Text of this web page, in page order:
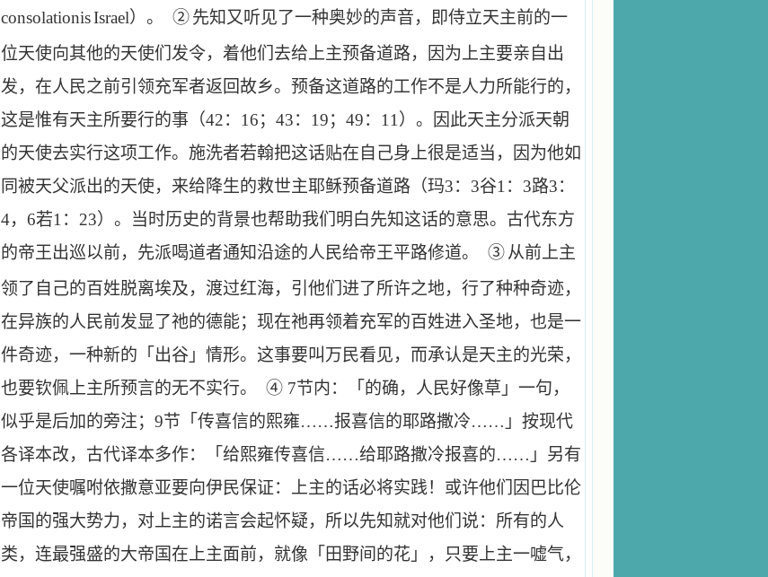
consolationisIsrael）。 ②先知又听见了一种奥妙的声音，即侍立天主前的一
位天使向其他的天使们发令，着他们去给上主预备道路，因为上主要亲自出
发，在人民之前引领充军者返回故乡。预备这道路的工作不是人力所能行的，
这是惟有天主所要行的事（42： 16； 43： 19； 49： 11 ）。因此天主分派天朝
的天使去实行这项工作。施洗者若翰把这话贴在自己身上很是适当，因为他如
同被天父派出的天使，来给降生的救世主耶稣预备道路（玛3： 3谷1 ： 3路3：
4， 6若1 ： 23）。当时历史的背景也帮助我们明白先知这话的意思。古代东方
的帝王出巡以前，先派喝道者通知沿途的人民给帝王平路修道。
③从前上主
领了自己的百姓脱离埃及，渡过红海，引他们进了所许之地，行了种种奇迹，
在异族的人民前发显了祂的德能；现在祂再领着充军的百姓进入圣地，也是一
件奇迹，一种新的「出谷」情形。这事要叫万民看见，而承认是天主的光荣，
也要钦佩上主所预言的无不实行。
④ 7节内：「的确，人民好像草」一句，
似乎是后加的旁注； 9节「传喜信的熙雍……报喜信的耶路撒冷……」按现代
各译本改，古代译本多作：「给熙雍传喜信……给耶路撒冷报喜的……」另有
一位天使嘱咐依撒意亚要向伊民保证：上主的话必将实践！或许他们因巴比伦
帝国的强大势力，对上主的诺言会起怀疑，所以先知就对他们说：所有的人
类，连最强盛的大帝国在上主面前，就像「田野间的花」，只要上主一嘘气，